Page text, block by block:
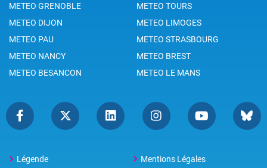
METEO GRENOBLE
METEO TOURS
METEO DIJON
METEO LIMOGES
METEO PAU
METEO STRASBOURG
METEO NANCY
METEO BREST
METEO BESANCON
METEO LE MANS
Légende Mentions Légales